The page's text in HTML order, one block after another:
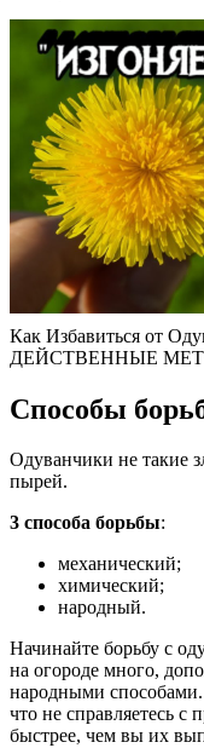
Как Избавиться от
ДЕЙСТВЕННЫЕ
Способы
Одуванчики не такие
пырей.
3 способа борьбы:
механический;
химический;
народный.
Начинайте борьбу с
на огороде много,
народными
что не справляетесь с
быстрее, чем вы их